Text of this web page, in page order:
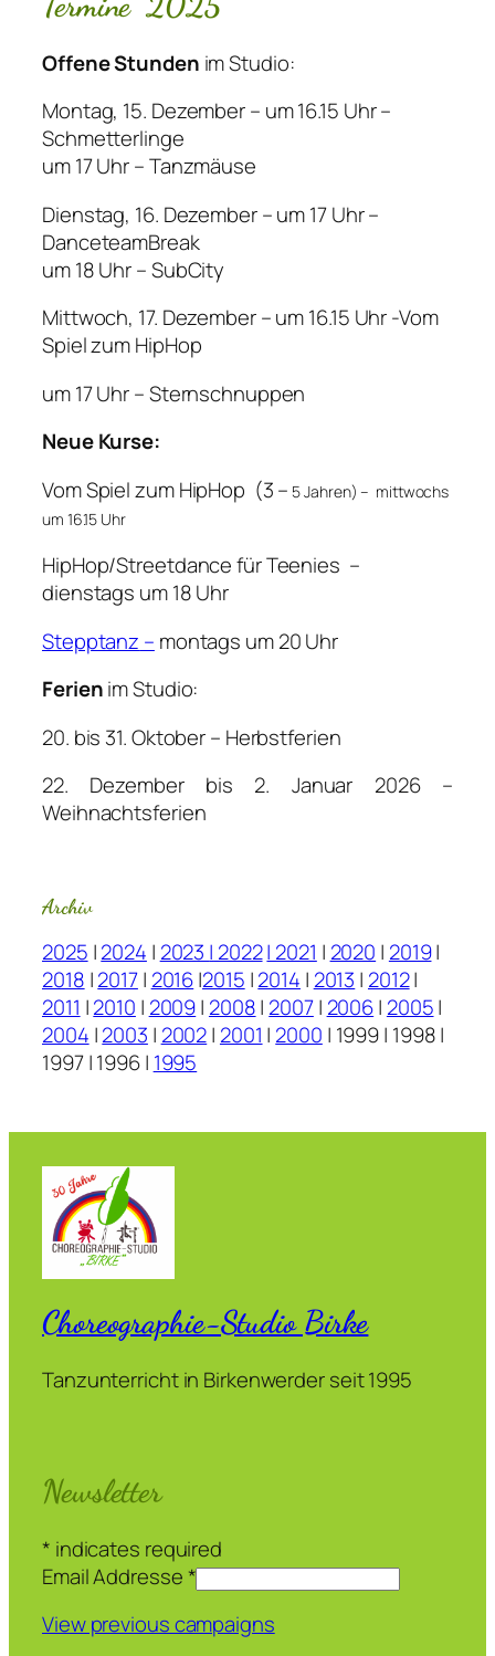
Offene Stunden im Studio:
Montag, 15. Dezember – um 16.15 Uhr –
Schmetterlinge
um 17 Uhr – Tanzmäuse
Dienstag, 16. Dezember – um 17 Uhr –
DanceteamBreak
um 18 Uhr – SubCity
Mittwoch, 17. Dezember – um 16.15 Uhr -Vom
Spiel zum HipHop
um 17 Uhr – Sternschnuppen
Neue Kurse:
Vom Spiel zum HipHop (3 – 5 Jahren) – mittwochs
um 16.15 Uhr
HipHop/Streetdance für Teenies –
dienstags um 18 Uhr
Stepptanz – montags um 20 Uhr
Ferienim Studio:
20. bis 31. Oktober – Herbstferien
22. Dezember bis 2. Januar 2026 –
Weihnachtsferien
Archiv
2025 |2024 | 2023 | 2022| 2021 | 2020 | 2019|
2018 |2017| 2016|2015 |2014 | 2013 | 2012|
2011 |2010 | 2009| 2008| 2007| 2006| 2005|
2004 |2003 | 2002| 2001 | 2000 | 1999 | 1998 |
1997 | 1996 | 1995
Choreographie-Studio Birke
Tanzunterricht in Birkenwerder seit 1995
Newsletter
* indicates required
Email Addresse*
View previous campaigns